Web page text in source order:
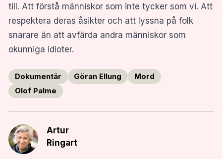
till. Att förstå människor som inte tycker som vi. Att
respektera deras åsikter och att lyssna på folk
snarare än att avfärda andra människor som
okunniga idioter.
Dokumentär Göran Ellung
Mord
Olof Palme
Artur
Ringart